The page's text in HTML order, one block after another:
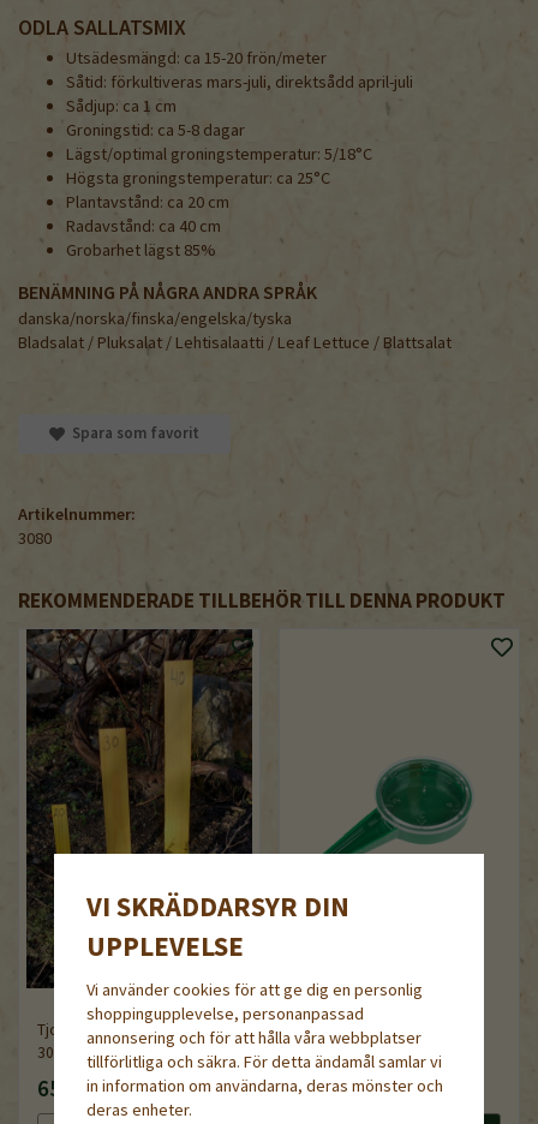
ODLA SALLATSMIX
Utsädesmängd: ca 15-20 frön/meter
Såtid: förkultiveras mars-juli, direktsådd april-juli
Sådjup: ca 1 cm
Groningstid: ca 5-8 dagar
Lägst/optimal groningstemperatur: 5/18°C
Högsta groningstemperatur: ca 25°C
Plantavstånd: ca 20 cm
Radavstånd: ca 40 cm
Grobarhet lägst 85%
BENÄMNING PÅ NÅGRA ANDRA SPRÅK
danska/norska/finska/engelska/tyska
Bladsalat / Pluksalat / Lehtisalaatti / Leaf Lettuce / Blattsalat
Spara som favorit
Artikelnummer:
3080
REKOMMENDERADE TILLBEHÖR TILL DENNA PRODUKT
Tjocka sticketiketter av trä,
30 cm, 10-pack
65 kr
Sådosa
39 kr
VI SKRÄDDARSYR DIN
UPPLEVELSE
Vi använder cookies för att ge dig en personlig
shoppingupplevelse, personanpassad
annonsering och för att hålla våra webbplatser
tillförlitliga och säkra. För detta ändamål samlar vi
in information om användarna, deras mönster och
deras enheter.